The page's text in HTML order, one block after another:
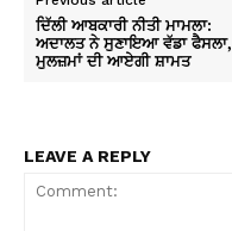
ਦਿੱਲੀ ਆਬਕਾਰੀ ਨੀਤੀ ਮਾਮਲਾ:
ਅਦਾਲਤ ਨੇ ਸੁਣਾਇਆ ਵੱਡਾ ਫੈਸਲਾ,
ਮੁਲਜ਼ਮਾਂ ਦੀ ਆਏਗੀ ਸ਼ਾਮਤ
LEAVE A REPLY